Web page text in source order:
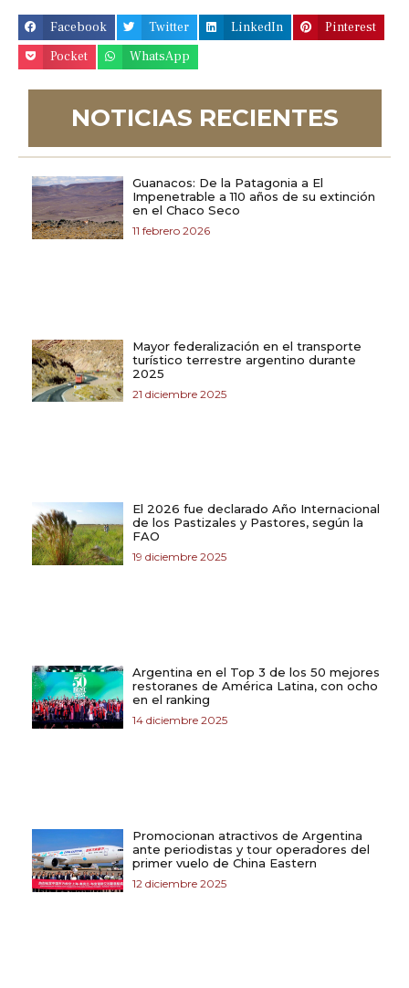
Facebook Twitter LinkedIn
Pinterest
Pocket
WhatsApp
NOTICIAS RECIENTES
Guanacos: De la Patagonia a El
Impenetrable a 110 años de su extinción
en el Chaco Seco
11 febrero 2026
Mayor federalización en el transporte
turístico terrestre argentino durante
2025
21 diciembre 2025
El 2026 fue declarado Año Internacional
de los Pastizales y Pastores, según la
FAO
19 diciembre 2025
Argentina en el Top 3 de los 50 mejores
restoranes de América Latina, con ocho
en el ranking
14 diciembre 2025
Promocionan atractivos de Argentina
ante periodistas y tour operadores del
primer vuelo de China Eastern
12 diciembre 2025